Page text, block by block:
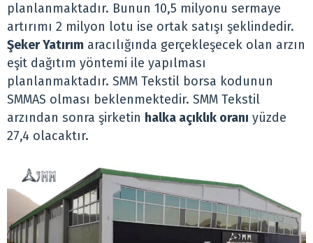
planlanmaktadır. Bunun 10,5 milyonu sermaye
artırımı 2 milyon lotu ise ortak satışı şeklindedir.
Şeker Yatırım aracılığında gerçekleşecek olan arzın
eşit dağıtım yöntemi ile yapılması
planlanmaktadır. SMM Tekstil borsa kodunun
SMMAS olması beklenmektedir. SMM Tekstil
arzından sonra şirketin halka açıklık oranı yüzde
27,4 olacaktır.